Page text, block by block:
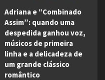
Adriana e “Combinado
Assim”: quando uma
despedida ganhou voz,
músicos de primeira
linha e a delicadeza de
um grande clássico
romântico